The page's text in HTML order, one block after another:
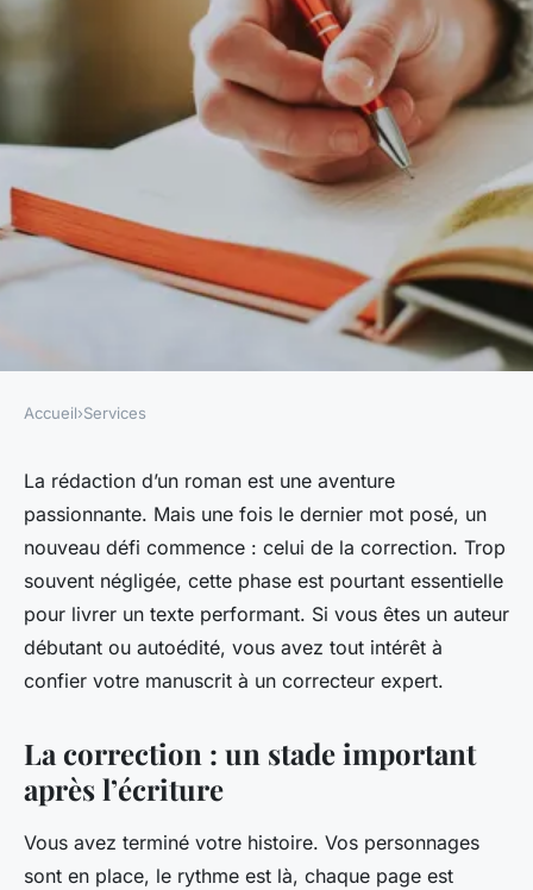
Pourquoi faire appel à une
correction manuscrit qualifiée
?
Manon•7 avril 2025• 4 min de lecture
Accueil›Services
La rédaction d’un roman est une aventure
passionnante. Mais une fois le dernier mot posé, un
nouveau défi commence : celui de la correction. Trop
souvent négligée, cette phase est pourtant essentielle
pour livrer un texte performant. Si vous êtes un auteur
débutant ou autoédité, vous avez tout intérêt à
confier votre manuscrit à un correcteur expert.
La correction : un stade important
après l’écriture
Vous avez terminé votre histoire. Vos personnages
sont en place, le rythme est là, chaque page est